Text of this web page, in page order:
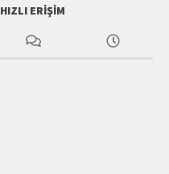
HIZLI ERIŞIM